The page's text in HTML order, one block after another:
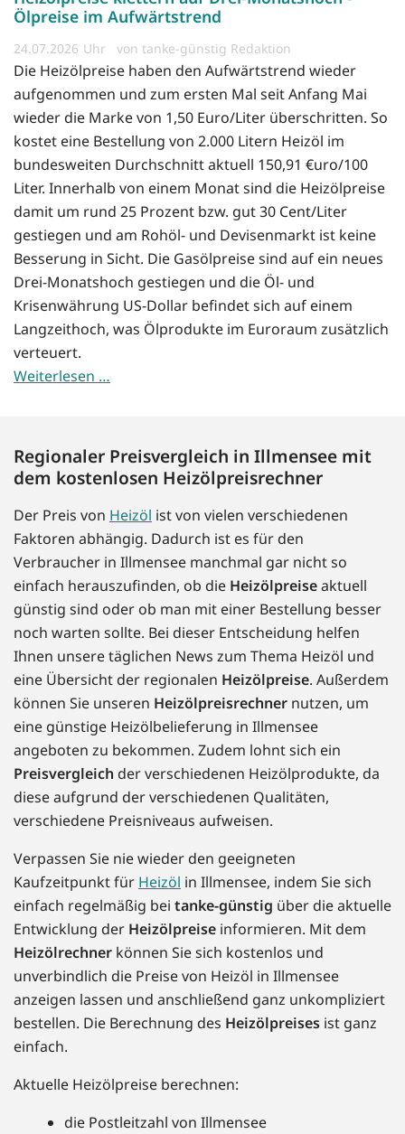
Ölpreise im Aufwärtstrend
24.07.2026 von tanke-günstig Redaktion
Die Heizölpreise haben den Aufwärtstrend wieder
aufgenommen und zum ersten Mal seit Anfang Mai
wieder die Marke von 1,50 Euro/Liter überschritten. So
kostet eine Bestellung von 2.000 Litern Heizöl im
bundesweiten Durchschnitt aktuell 150,91 €uro/100
Liter. Innerhalb von einem Monat sind die Heizölpreise
damit um rund 25 Prozent bzw. gut 30 Cent/Liter
gestiegen und am Rohöl- und Devisenmarkt ist keine
Besserung in Sicht. Die Gasölpreise sind auf ein neues
Drei-Monatshoch gestiegen und die Öl- und
Krisenwährung US-Dollar befindet sich auf einem
Langzeithoch, was Ölprodukte im Euroraum zusätzlich
verteuert.
Weiterlesen …
Regionaler Preisvergleich in Illmensee mit
dem kostenlosen Heizölpreisrechner
Der Preis von Heizöl ist von vielen verschiedenen
Faktoren abhängig. Dadurch ist es für den
Verbraucher in Illmensee manchmal gar nicht so
einfach herauszufinden, ob die Heizölpreiseaktuell
günstig sind oder ob man mit einer Bestellung besser
noch warten sollte. Bei dieser Entscheidung helfen
Ihnen unsere täglichen News zum Thema Heizöl und
eine Übersicht der regionalen Heizölpreise. Außerdem
können Sie unseren Heizölpreisrechner nutzen, um
eine günstige Heizölbelieferung in Illmensee
angeboten zu bekommen. Zudem lohnt sich ein
Preisvergleich der verschiedenen Heizölprodukte, da
diese aufgrund der verschiedenen Qualitäten,
verschiedene Preisniveaus aufweisen.
Verpassen Sie nie wieder den geeigneten
Kaufzeitpunkt für Heizöl in Illmensee, indem Sie sich
einfach regelmäßig bei tanke-günstig über die aktuelle
Entwicklung der Heizölpreise informieren. Mit dem
Heizölrechner können Sie sich kostenlos und
unverbindlich die Preise von Heizöl in Illmensee
anzeigen lassen und anschließend ganz unkompliziert
bestellen. Die Berechnung des Heizölpreises ist ganz
einfach.
Aktuelle Heizölpreise berechnen:
die Postleitzahl von Illmensee